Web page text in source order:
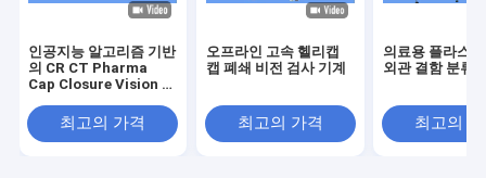
인공지능 알고리즘 기반
의 CR CT Pharma
Cap Closure Vision 검
최고의 가격
오프라인 고속 헬리캡
캡 폐쇄 비전 검사 기계
최고의 가격
의료용 플라스
외관 결함 분류
최고의